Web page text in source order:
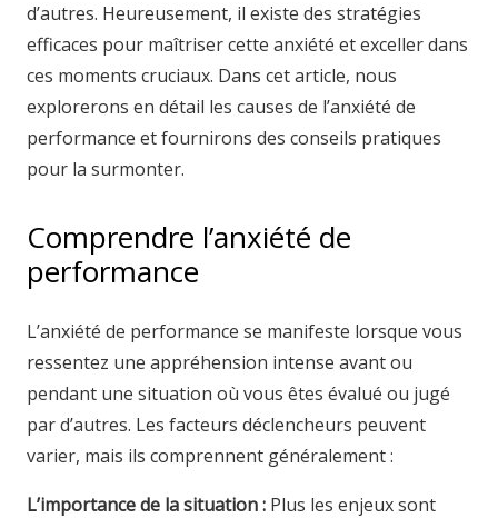
d’autres. Heureusement, il existe des stratégies
efficaces pour maîtriser cette anxiété et exceller dans
ces moments cruciaux. Dans cet article, nous
explorerons en détail les causes de l’anxiété de
performance et fournirons des conseils pratiques
pour la surmonter.
Comprendre l’anxiété de
performance
L’anxiété de performance se manifeste lorsque vous
ressentez une appréhension intense avant ou
pendant une situation où vous êtes évalué ou jugé
par d’autres. Les facteurs déclencheurs peuvent
varier, mais ils comprennent généralement :
L’importance de la situation : Plus les enjeux sont